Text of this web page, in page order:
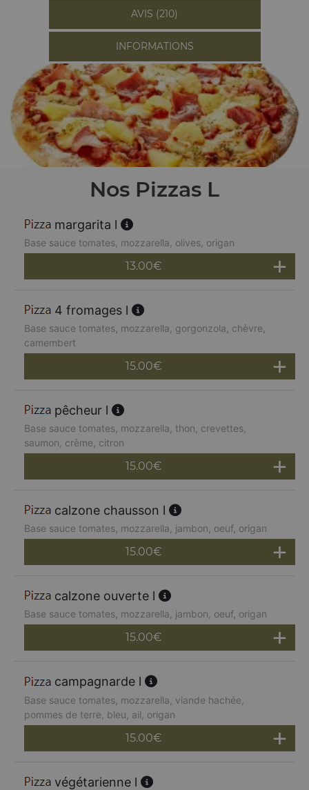
AVIS (210)
INFORMATIONS
Nos Pizzas L
margarita l
Base sauce tomates, mozzarella, olives, origan
13.00€
4 fromages l
Base sauce tomates, mozzarella, gorgonzola, chèvre,
camembert
15.00€
pêcheur l
Base sauce tomates, mozzarella, thon, crevettes,
saumon, crème, citron
15.00€
calzone chausson l
Base sauce tomates, mozzarella, jambon, oeuf, origan
15.00€
calzone ouverte l
Base sauce tomates, mozzarella, jambon, oeuf, origan
15.00€
campagnarde l
Base sauce tomates, mozzarella, viande hachée,
pommes de terre, bleu, ail, origan
15.00€
végétarienne l